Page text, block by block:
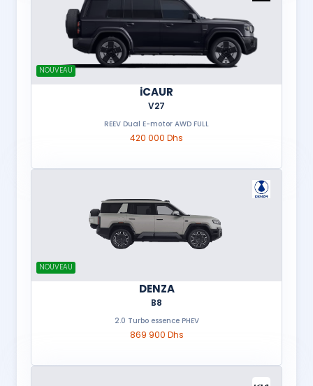
NOUVEAU
iCAUR
V27
REEV Dual E-motor AWD FULL
420 000 Dhs
NOUVEAU
DENZA
B8
2.0 Turbo essence PHEV
869 900 Dhs